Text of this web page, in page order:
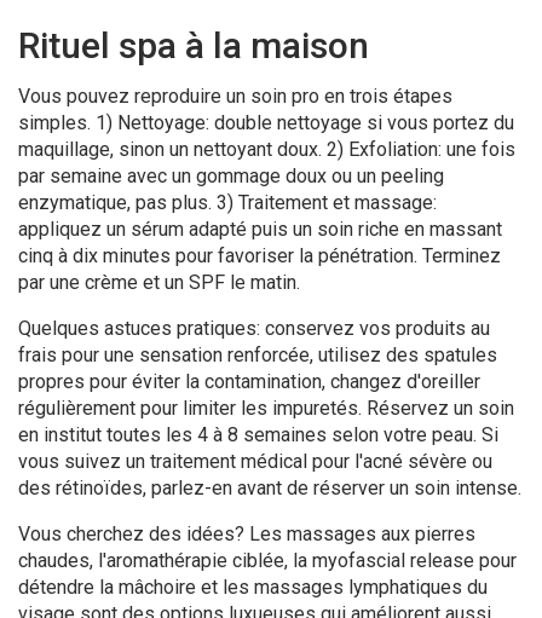
Rituel spa à la maison
Vous pouvez reproduire un soin pro en trois étapes
simples. 1) Nettoyage: double nettoyage si vous portez du
maquillage, sinon un nettoyant doux. 2) Exfoliation: une fois
par semaine avec un gommage doux ou un peeling
enzymatique, pas plus. 3) Traitement et massage:
appliquez un sérum adapté puis un soin riche en massant
cinq à dix minutes pour favoriser la pénétration. Terminez
par une crème et un SPF le matin.
Quelques astuces pratiques: conservez vos produits au
frais pour une sensation renforcée, utilisez des spatules
propres pour éviter la contamination, changez d'oreiller
régulièrement pour limiter les impuretés. Réservez un soin
en institut toutes les 4 à 8 semaines selon votre peau. Si
vous suivez un traitement médical pour l'acné sévère ou
des rétinoïdes, parlez-en avant de réserver un soin intense.
Vous cherchez des idées? Les massages aux pierres
chaudes, l'aromathérapie ciblée, la myofascial release pour
détendre la mâchoire et les massages lymphatiques du